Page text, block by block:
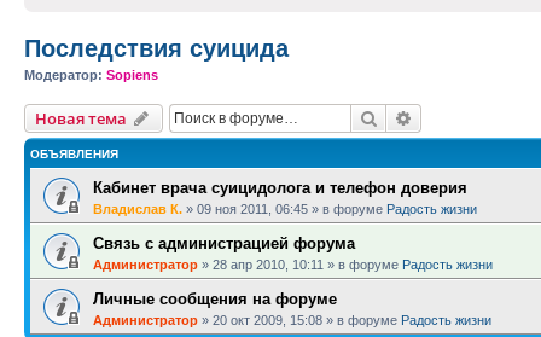
Последствия суицида
Модератор: Sopiens
Новая тема Поиск
ОБЪЯВЛЕНИЯ
Кабинет врача суицидолога и телефон доверия
Владислав К. » 09 ноя 2011, 06:45 » в форуме Радость жизни
Связь с администрацией форума
Администратор » 28 апр 2010, 10:11 » в форуме Радость жизни
Личные сообщения на форуме
Администратор » 20 окт 2009, 15:08 » в форуме Радость жизни